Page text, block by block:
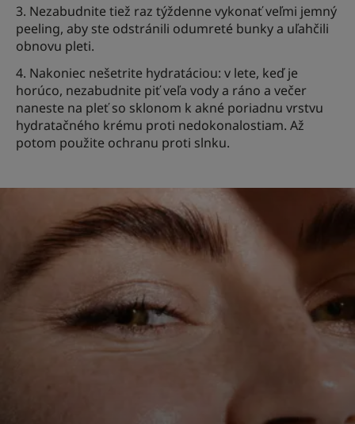
Nezabudnite tiež raz týždenne vykonať veľmi jemný
peeling, aby ste odstránili odumreté bunky a uľahčili
obnovu pleti.
Nakoniec nešetrite hydratáciou: v lete, keď je
horúco, nezabudnite piť veľa vody a ráno a večer
naneste na pleť so sklonom k akné poriadnu vrstvu
hydratačného krému proti nedokonalostiam. Až
potom použite ochranu proti slnku.